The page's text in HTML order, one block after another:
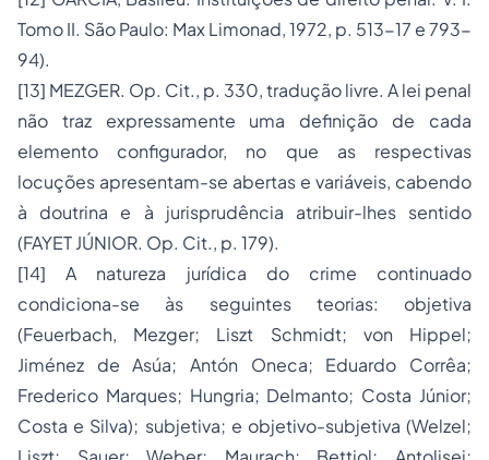
Tomo II. São Paulo: Max Limonad, 1972, p. 513-17 e 793-
94).
[13] MEZGER. Op. Cit., p. 330, tradução livre. A lei penal
não traz expressamente uma definição de cada
elemento configurador, no que as respectivas
locuções apresentam-se abertas e variáveis, cabendo
à doutrina e à jurisprudência atribuir-lhes sentido
(FAYET JÚNIOR. Op. Cit., p. 179).
[14] A natureza jurídica do crime continuado
condiciona-se às seguintes teorias: objetiva
(Feuerbach, Mezger; Liszt Schmidt; von Hippel;
Jiménez de Asúa; Antón Oneca; Eduardo Corrêa;
Frederico Marques; Hungria; Delmanto; Costa Júnior;
Costa e Silva); subjetiva; e objetivo-subjetiva (Welzel;